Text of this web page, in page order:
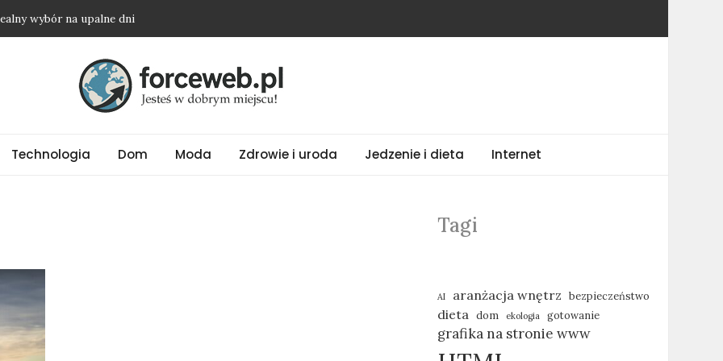
wybór na upalne dni
oczyszczają powietrze w sypialni
i nie wyjść na osobę roszczeniową?
– na co zwrócić uwagę?
Technologia Dom Moda Zdrowie i uroda Jedzenie i dieta Internet
Tagi
AI aranżacja wnętrz bezpieczeństwo
dieta dom ekologia gotowanie
grafika na stronie www